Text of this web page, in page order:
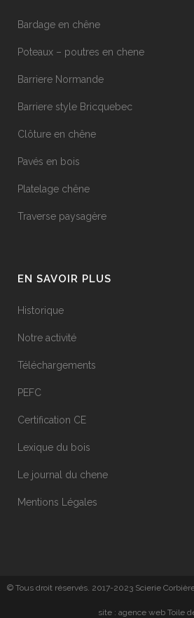
Bardage en chêne
Poteaux – poutres en chene
Barriere Normande
Barriere style Bricquebec
Clôture en chêne
Pavés en bois
Platelage chêne
Traverse paysagère
EN SAVOIR PLUS
Historique
Notre activité
Téléchargements
PEFC
Certification CE
Lexique du bois
Le journal du chene
Mentions Légales
© Tous droit réservés. 2017-2023 Scierie
site : agence web Toile